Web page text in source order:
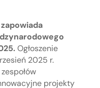
Ogłoszenie
2025 r.
projekty